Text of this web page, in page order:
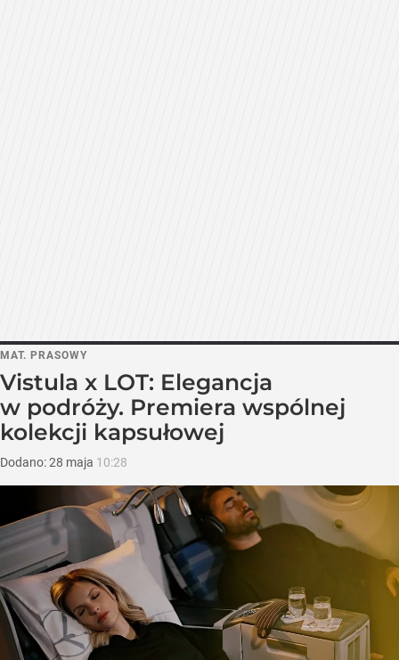
MAT. PRASOWY
Vistula x LOT: Elegancja
w podróży. Premiera wspólnej
kolekcji kapsułowej
Dodano:28 maja 10:28